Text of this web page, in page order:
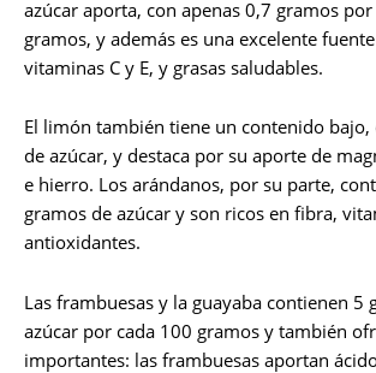
azúcar aporta, con apenas 0,7 gramos
gramos, y además es una excelente
vitaminas C y E, y grasas saludables.
El limón también tiene un contenido bajo,
de azúcar, y destaca por su aporte de
e hierro. Los arándanos, por su parte,
gramos de azúcar y son ricos en fibra,
antioxidantes.
Las frambuesas y la guayaba contienen 5
azúcar por cada 100 gramos y también
importantes: las frambuesas aportan